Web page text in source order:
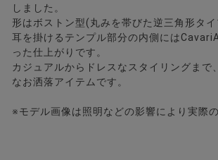
2色
キデニムバギーパンツ/全2色
しました。
形はボストン型(丸みを帯びた逆三角形タイ
耳を掛けるテンプル部分の内側には
った仕上がりです。
カジュアルからドレスなスタイリングま
なお洒落アイテムです。
※モデル画像は照明などの影響により実際